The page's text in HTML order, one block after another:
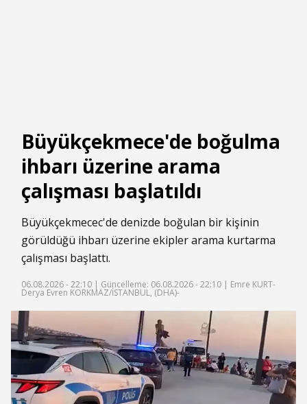
Büyükçekmece'de boğulma
ihbarı üzerine arama
çalışması başlatıldı
Büyükçekmecec'de denizde boğulan bir kişinin
görüldüğü ihbarı üzerine ekipler arama kurtarma
çalışması başlattı.
06.08.2026 - 22:10 | Güncelleme: 06.08.2026 - 22:10 | Emre KURT-
Derya Evren KORKMAZ/İSTANBUL, (DHA)-